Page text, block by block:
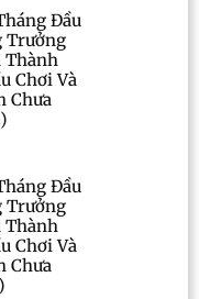
Đầu
Trưởng
Thành
Chơi Và
Chưa
Đầu
Trưởng
Thành
Chơi Và
Chưa